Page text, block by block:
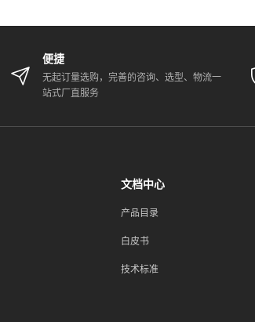
便捷
无起订量选购，完善的咨询、选型、物流一
站式厂直服务
文档中心
产品目录
白皮书
技术标准